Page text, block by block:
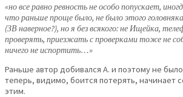
«но все равно ревность не особо попускает,
что раньше проще было, не было этого
(ЗВ наверное?), но я без всякого: не Ищейка,
проверять, приезжать с проверками тоже не
ничего не испортить…»
Раньше автор добивался А. и поэтому не было
теперь, видимо, боится потерять, начинает
этим.